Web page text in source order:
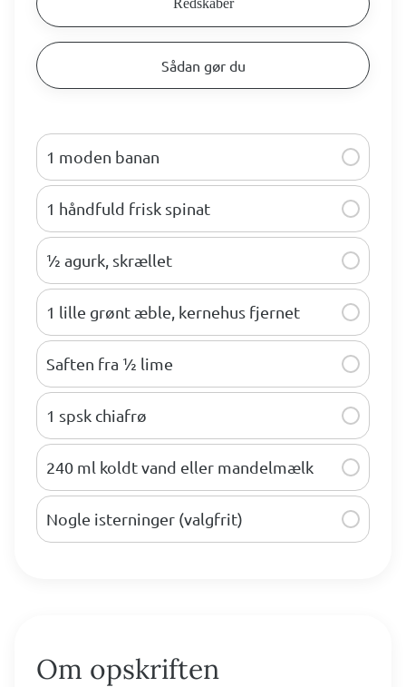
Sådan gør du
1 moden banan
1 håndfuld frisk spinat
½ agurk, skrællet
1 lille grønt æble, kernehus fjernet
Saften fra ½ lime
1 spsk chiafrø
240 ml koldt vand eller mandelmælk
Nogle isterninger (valgfrit)
Om opskriften